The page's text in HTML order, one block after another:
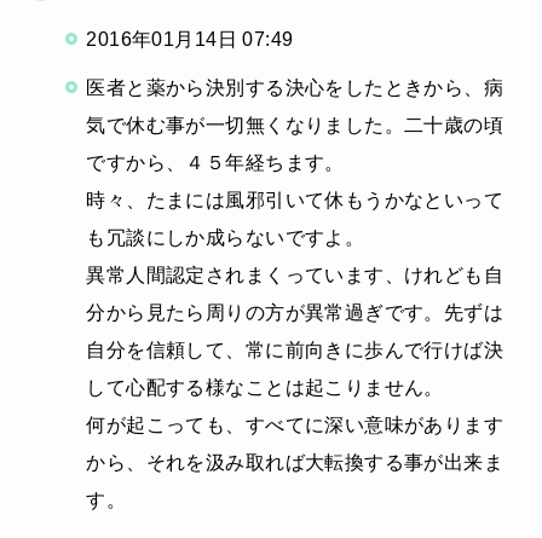
2016年01月14日 07:49
医者と薬から決別する決心をしたときから、病
気で休む事が一切無くなりました。二十歳の頃
ですから、４５年経ちます。
時々、たまには風邪引いて休もうかなといって
も冗談にしか成らないですよ。
異常人間認定されまくっています、けれども自
分から見たら周りの方が異常過ぎです。先ずは
自分を信頼して、常に前向きに歩んで行けば決
して心配する様なことは起こりません。
何が起こっても、すべてに深い意味があります
から、それを汲み取れば大転換する事が出来ま
す。